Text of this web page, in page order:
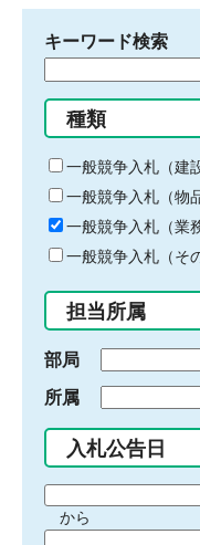
キーワード検索
る
キ
ー
ワ
ー
ド
入
力
種類
一般競争入札（建
一般競争入札（物
一般競争入札（業
一般競争入札（そ
担当所属
部局
所属
入札公告日
間から